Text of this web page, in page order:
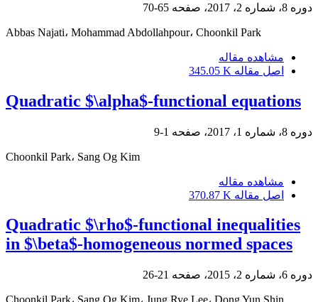
دوره 8، شماره 2، 2017، صفحه 65-70
Abbas Najati، Mohammad Abdollahpour، Choonkil Park
مشاهده مقاله
اصل مقاله 345.05 K
Quadratic $\alpha$-functional equations
دوره 8، شماره 1، 2017، صفحه 1-9
Choonkil Park، Sang Og Kim
مشاهده مقاله
اصل مقاله 370.87 K
Quadratic $\rho$-functional inequalities
in $\beta$-homogeneous normed spaces
دوره 6، شماره 2، 2015، صفحه 21-26